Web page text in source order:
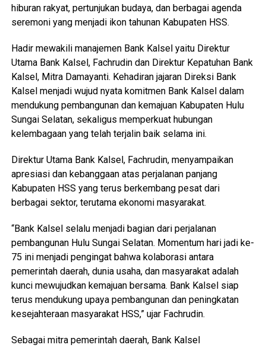
hiburan rakyat, pertunjukan budaya, dan berbagai agenda
seremoni yang menjadi ikon tahunan Kabupaten HSS.
Hadir mewakili manajemen Bank Kalsel yaitu Direktur
Utama Bank Kalsel, Fachrudin dan Direktur Kepatuhan Bank
Kalsel, Mitra Damayanti. Kehadiran jajaran Direksi Bank
Kalsel menjadi wujud nyata komitmen Bank Kalsel dalam
mendukung pembangunan dan kemajuan Kabupaten Hulu
Sungai Selatan, sekaligus memperkuat hubungan
kelembagaan yang telah terjalin baik selama ini.
Direktur Utama Bank Kalsel, Fachrudin, menyampaikan
apresiasi dan kebanggaan atas perjalanan panjang
Kabupaten HSS yang terus berkembang pesat dari
berbagai sektor, terutama ekonomi masyarakat.
“Bank Kalsel selalu menjadi bagian dari perjalanan
pembangunan Hulu Sungai Selatan. Momentum hari jadi ke-
75 ini menjadi pengingat bahwa kolaborasi antara
pemerintah daerah, dunia usaha, dan masyarakat adalah
kunci mewujudkan kemajuan bersama. Bank Kalsel siap
terus mendukung upaya pembangunan dan peningkatan
kesejahteraan masyarakat HSS,” ujar Fachrudin.
Sebagai mitra pemerintah daerah, Bank Kalsel